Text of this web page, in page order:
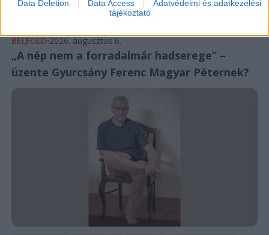
Data Deletion Data Access
Adatvédelmi és adatkezelési
tájékoztató
hatszor utazott katonai gépen Csádba és Nigerbe a
titkolt afrikai misszió előkészítése idején.
BELFÖLD 2026. augusztus 6.
„A nép nem a forradalmár hadserege” –
üzente Gyurcsány Ferenc Magyar Péternek?